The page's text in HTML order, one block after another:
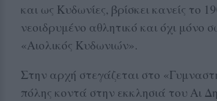
και ως Κυδωνίες, βρίσκει κανείς το
νεοιδρυμένο αθλητικό και όχι μόνο
«Αιολικός Κυδωνιών».
Στην αρχή στεγάζεται στο
πόλης κοντά στην εκκλησιά του Αι